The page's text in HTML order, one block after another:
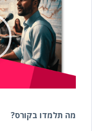
מה תלמדו בקורס?